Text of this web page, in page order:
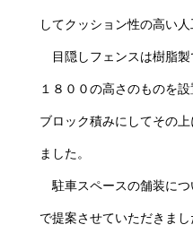
してクッション性の高い人
目隠しフェンスは樹脂製
１８００の高さのものを
ブロック積みにしてその
ました。
駐車スペースの舗装につ
で提案させていただきまし